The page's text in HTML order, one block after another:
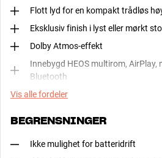
Flott lyd for en kompakt trådløs
Eksklusiv finish i lyst eller mørkt
Dolby Atmos-effekt
Innebygd HEOS multirom, AirPlay,
Bluetooth
Vis alle fordeler
BEGRENSNINGER
Ikke mulighet for batteridrift